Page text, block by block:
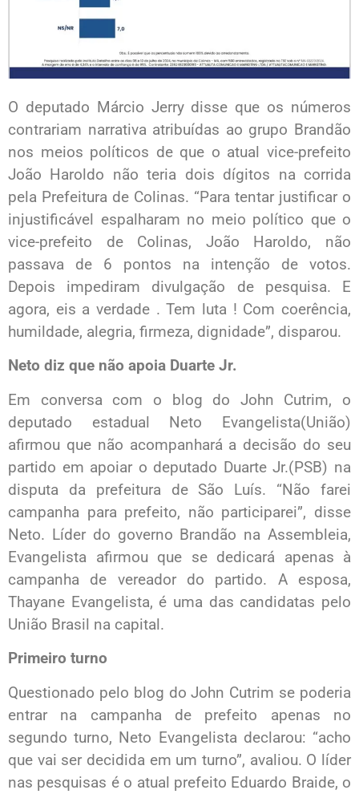
O deputado Márcio Jerry disse que os números
contrariam narrativa atribuídas ao grupo Brandão
nos meios políticos de que o atual vice-prefeito
João Haroldo não teria dois dígitos na corrida
pela Prefeitura de Colinas. “Para tentar justificar o
injustificável espalharam no meio político que o
vice-prefeito de Colinas, João Haroldo, não
passava de 6 pontos na intenção de votos.
Depois impediram divulgação de pesquisa. E
agora, eis a verdade . Tem luta ! Com coerência,
humildade, alegria, firmeza, dignidade”, disparou.
Neto diz que não apoia Duarte Jr.
Em conversa com o blog do John Cutrim, o
deputado estadual Neto Evangelista(União)
afirmou que não acompanhará a decisão do seu
partido em apoiar o deputado Duarte Jr.(PSB) na
disputa da prefeitura de São Luís. “Não farei
campanha para prefeito, não participarei”, disse
Neto. Líder do governo Brandão na Assembleia,
Evangelista afirmou que se dedicará apenas à
campanha de vereador do partido. A esposa,
Thayane Evangelista, é uma das candidatas pelo
União Brasil na capital.
Primeiro turno
Questionado pelo blog do John Cutrim se poderia
entrar na campanha de prefeito apenas no
segundo turno, Neto Evangelista declarou: “acho
que vai ser decidida em um turno”, avaliou. O líder
nas pesquisas é o atual prefeito Eduardo Braide, o